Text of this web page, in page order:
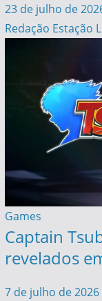
23 de julho de
Redação Estação
Games
Captain
revelados
7 de julho de 2026